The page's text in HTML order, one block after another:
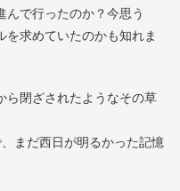
んで行ったのか？今思う
を求めていたのかも知れま
ら閉ざされたようなその草
まだ西日が明るかった記憶